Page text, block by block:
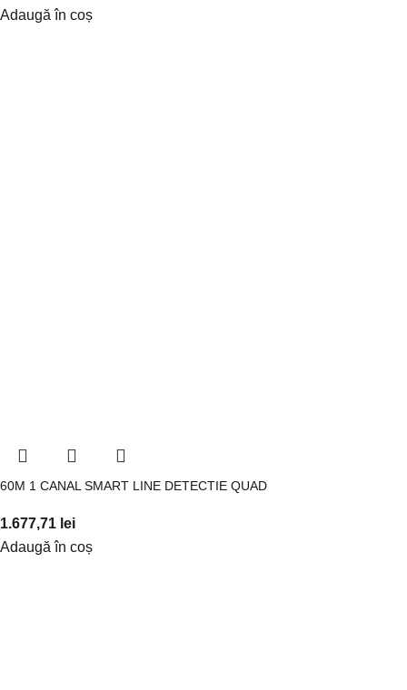
Adaugă în coș
60M 1 CANAL SMART LINE DETECTIE QUAD
1.677,71 lei
Adaugă în coș